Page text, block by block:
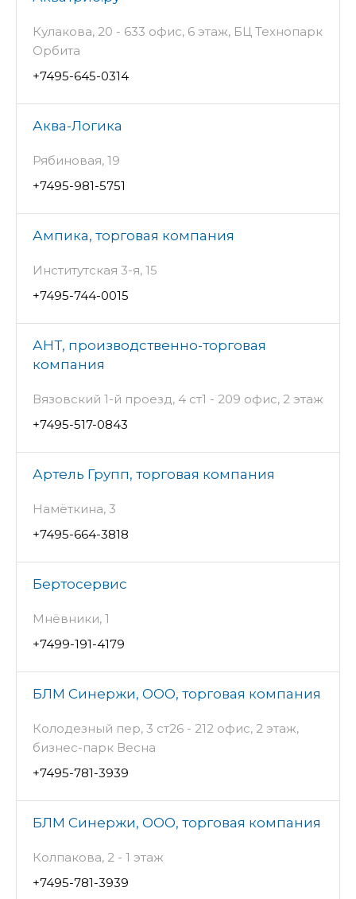
Кулакова, 20 - 633 офис, 6 этаж, БЦ Технопарк
Орбита
+7495-645-0314
Аква-Логика
Рябиновая, 19
+7495-981-5751
Ампика, торговая компания
Институтская 3-я, 15
+7495-744-0015
АНТ, производственно-торговая
компания
Вязовский 1-й проезд, 4 ст1 - 209 офис, 2 этаж
+7495-517-0843
Артель Групп, торговая компания
Намёткина, 3
+7495-664-3818
Бертосервис
Мнёвники, 1
+7499-191-4179
БЛМ Синержи, ООО, торговая компания
Колодезный пер, 3 ст26 - 212 офис, 2 этаж,
бизнес-парк Весна
+7495-781-3939
БЛМ Синержи, ООО, торговая компания
Колпакова, 2 - 1 этаж
+7495-781-3939